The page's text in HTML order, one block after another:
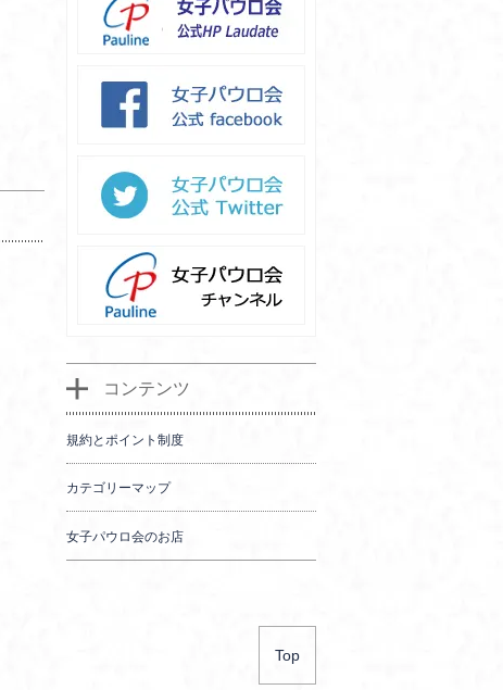
コンテンツ
規約とポイント制度
カテゴリーマップ
女子パウロ会のお店
Top